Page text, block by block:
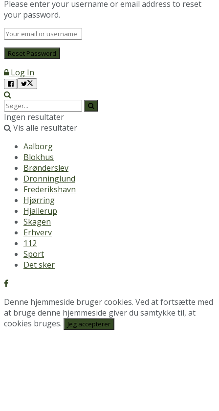
Please enter your username or email address to reset
your password.
Log In
Ingen resultater
Vis alle resultater
Aalborg
Blokhus
Brønderslev
Dronninglund
Frederikshavn
Hjørring
Hjallerup
Skagen
Erhverv
112
Sport
Det sker
Denne hjemmeside bruger cookies. Ved at fortsætte med
at bruge denne hjemmeside giver du samtykke til, at
cookies bruges.
Jeg accepterer